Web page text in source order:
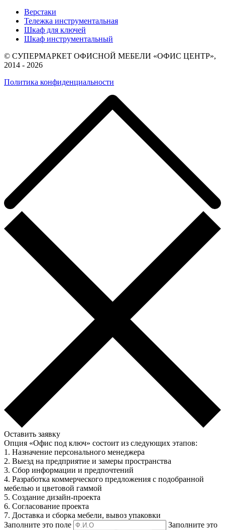
Верстаки
Тележка инструментальная
Шкаф для ключей
Шкаф инструментальный
© СУПЕРМАРКЕТ ОФИСНОЙ МЕБЕЛИ «ОФИС ЦЕНТР»,
2014 - 2026
Политика конфиденциальности
Оставить заявку
Опция «Офис под ключ» состоит из следующих этапов:
1. Назначение персонального менеджера
2. Выезд на предприятие и замеры пространства
3. Сбор информации и предпочтений
4. Разработка коммерческого предложения с подобранной
мебелью и цветовой гаммой
5. Создание дизайн-проекта
6. Согласование проекта
7. Доставка и сборка мебели, вывоз упаковки
Заполните это поле
Заполните это